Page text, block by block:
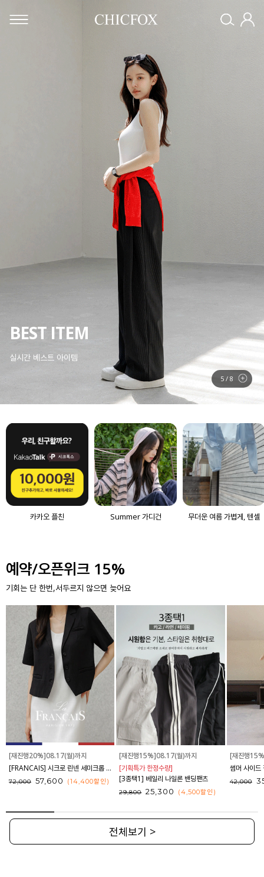
SUMMER 아우터
에어컨 바람을 막아줄, 가벼운 아우터
6 / 8
카카오 플친 Summer 가디건 무더운 여름 가볍게, 텐셀
예약/오픈위크 15%
기회는 단 한번,서두르지 않으면 늦어요
[재진행20%]08.17(월)까지
[FRANCAIS] 시크로 린넨 세미크롭 반팔 자켓_F6H438JK
72,000 57,600 (14,400할인 )
[재진행15%]08.17(월)까지
[기획특가 한정수량]
[3종택1] 베일리 나일론 밴딩팬츠
29,800 25,300 (4,500할인 )
[재진행
42,000
전체보기 >